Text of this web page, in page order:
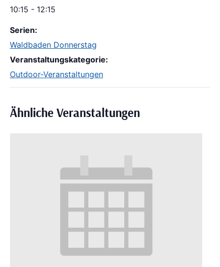
10:15 - 12:15
Serien:
Waldbaden Donnerstag
Veranstaltungskategorie:
Outdoor-Veranstaltungen
Ähnliche Veranstaltungen